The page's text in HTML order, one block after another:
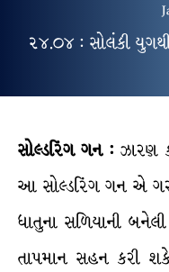
૨૪.૦૪ : સોલંકી
સોલ્ડરિંગ ગન : ઝારણ
આ સોલ્ડરિંગ ગન એ
ધાતુના સળિયાની
તાપમાન સહન કરી